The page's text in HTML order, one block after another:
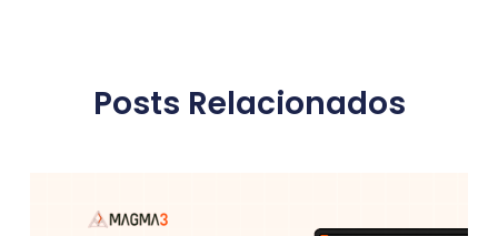
Posts Relacionados